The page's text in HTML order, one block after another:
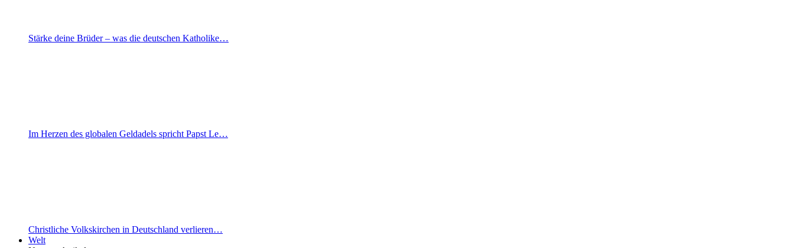
Stärke deine Brüder – was die deutschen Katholike…
Im Herzen des globalen Geldadels spricht Papst Le…
Christliche Volkskirchen in Deutschland verlieren…
Welt